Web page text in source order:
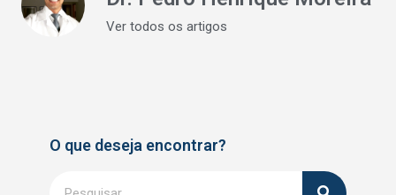
Ver todos os artigos
O que deseja encontrar?